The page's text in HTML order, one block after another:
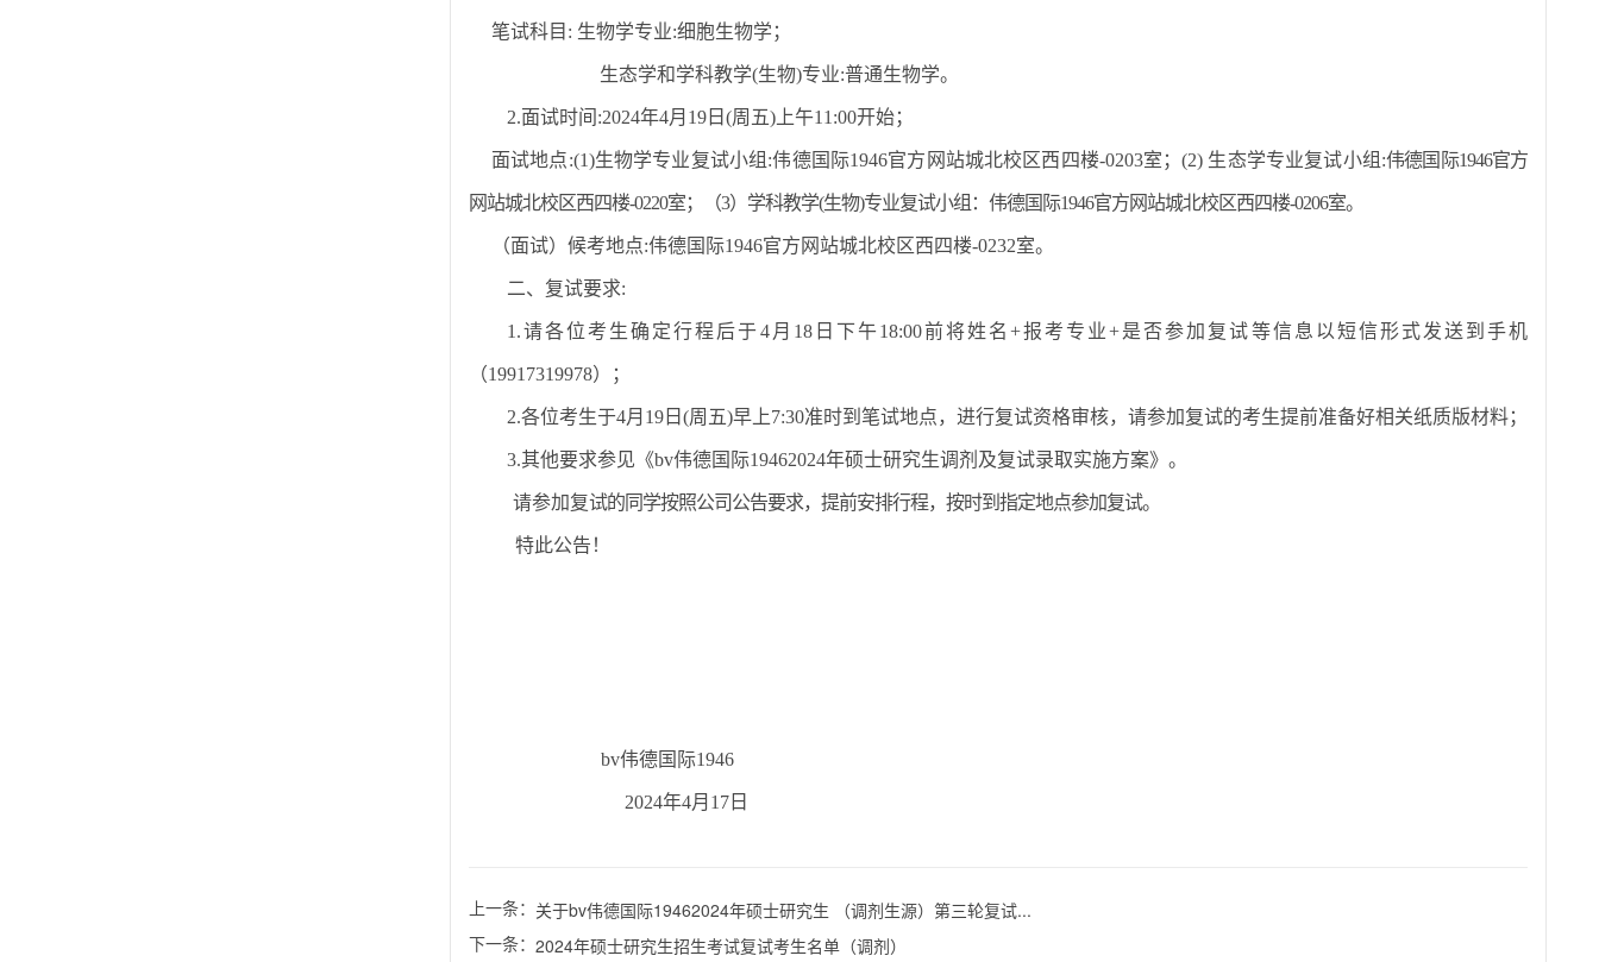
笔试科目 : 生物学专业:细胞生物学；
生态学和学科教学(生物)专业:普通生物学。
2.面试时间 :2024年4月 19 日 (周 五) 上午1 1 :00开始；
面试地点:(1)生物学专业复试小组 :伟德国际1946官方网站城北校区西四楼-0203室；(2) 生态学专业复试小组 :伟德国际1946官方
网站城北校区西四楼-0220室；（3）学科教学(生物)专业复试小组：伟德国际1946官方网站城北校区西四楼-0206室。
（面试） 候考地点:伟德国际1946官方网站城北校区西四楼-0232室。
二、复试要求:
1.请各位考生确定行程后于4月 18日下午18:00前将姓名+报考专业+是否参加复试等信息以短信形式发送到手机
（19917319978） ；
2.各位考生于4月 19 日 (周 五)早上7:30准时到笔试地点， 进行复试资格审核，请参加复试的考生提前准备好相关纸质版材料；
3.其他要求参见《bv伟德国际19462024年硕士研究生调剂及复试录取实施方案》。
请参加复试的同学按照公司公告要求， 提前安排行程， 按时到指定地点参加复试。
特此公告！
bv伟德国际1946
2024年4月1 7 日
上一条： 关于bv伟德国际19462024年硕士研究生 （调剂生源）第三轮复试...
下一条： 2024年硕士研究生招生考试复试考生名单（调剂）